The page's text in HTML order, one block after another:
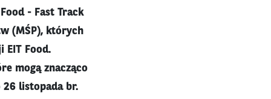
- Fast Track
(MŚP), których
EIT Food.
mogą znacząco
26 listopada br.